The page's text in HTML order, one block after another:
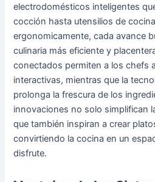
electrodomésticos inteligentes
cocción hasta utensilios de
ergonomicamente, cada avance
culinaria más eficiente y
conectados permiten a los chefs
interactivas, mientras que la
prolonga la frescura de los
innovaciones no solo simplifican
que también inspiran a crear
convirtiendo la cocina en un
disfrute.